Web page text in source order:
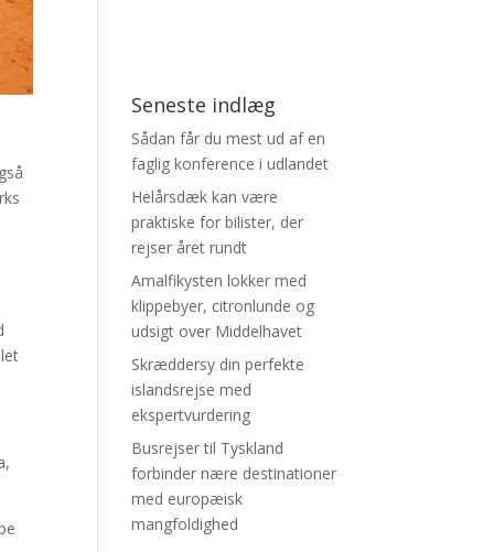
Seneste indlæg
Sådan får du mest ud af en
faglig konference i udlandet
Helårsdæk kan være
praktiske for bilister, der
rejser året rundt
Amalfikysten lokker med
klippebyer, citronlunde og
udsigt over Middelhavet
Skræddersy din perfekte
islandsrejse med
ekspertvurdering
Busrejser til Tyskland
forbinder nære destinationer
med europæisk
mangfoldighed